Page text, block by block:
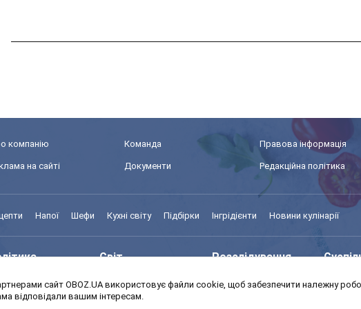
компанію Команда Правова інформація
на сайті Документи Редакційна політика
Напої Шефи Кухні світу Підбірки Інгрідієнти Новини кулінарії
Світ Розслідування
Моя школа Авто
сайт OBOZ.UA використовує файли cookie, щоб забезпечити належну
відповідали вашим інтересам.